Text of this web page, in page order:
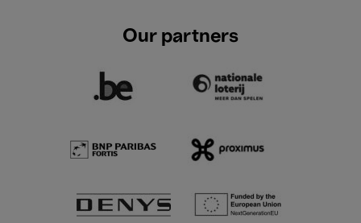
Our partners